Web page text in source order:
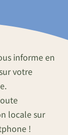
informe en
votre
locale sur
!